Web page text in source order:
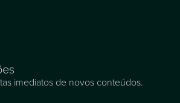
imediatos de novos conteúdos.